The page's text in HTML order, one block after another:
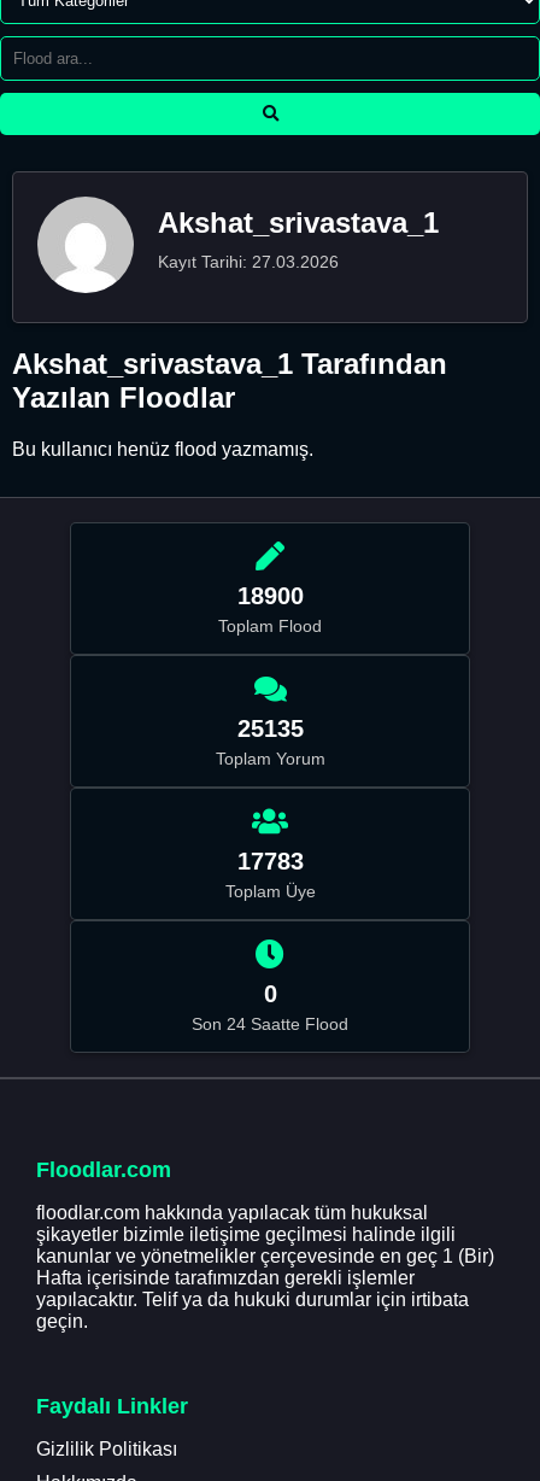
Akshat_srivastava_1
Kayıt Tarihi: 27.03.2026
Akshat_srivastava_1 Tarafından
Yazılan Floodlar
Bu kullanıcı henüz flood yazmamış.
18900
Toplam Flood
25135
Toplam Yorum
17783
Toplam Üye
0
Son 24 Saatte Flood
Floodlar.com
floodlar.com hakkında yapılacak tüm hukuksal
şikayetler bizimle iletişime geçilmesi halinde ilgili
kanunlar ve yönetmelikler çerçevesinde en geç 1 (Bir)
Hafta içerisinde tarafımızdan gerekli işlemler
yapılacaktır. Telif ya da hukuki durumlar için irtibata
geçin.
Faydalı Linkler
Gizlilik Politikası